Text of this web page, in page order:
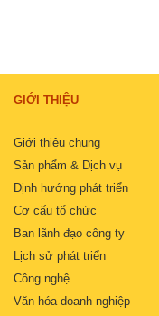
GIỚI THIỆU
Giới thiệu chung
Sản phẩm & Dịch vụ
Định hướng phát triển
Cơ cấu tổ chức
Ban lãnh đạo công ty
Lịch sử phát triển
Công nghệ
Văn hóa doanh nghiệp